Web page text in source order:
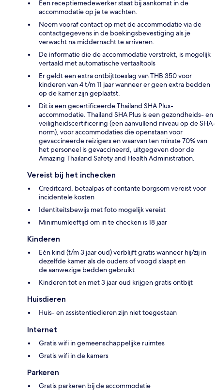
Een receptiemedewerker staat bij aankomst in de
accommodatie op je te wachten.
Neem vooraf contact op met de accommodatie via de
contactgegevens in de boekingsbevestiging als je
verwacht na middernacht te arriveren.
De informatie die de accommodatie verstrekt, is mogelijk
vertaald met automatische vertaaltools
Er geldt een extra ontbijttoeslag van THB 350 voor
kinderen van 4 t/m 11 jaar wanneer er geen extra bedden
op de kamer zijn geplaatst.
Dit is een gecertificeerde Thailand SHA Plus-
accommodatie. Thailand SHA Plus is een gezondheids- en
veiligheidscertificering (een aanvullend niveau op de SHA-
norm), voor accommodaties die openstaan voor
gevaccineerde reizigers en waarvan ten minste 70% van
het personeel is gevaccineerd, uitgegeven door de
Amazing Thailand Safety and Health Administration.
Vereist bij het inchecken
Creditcard, betaalpas of contante borgsom vereist voor
incidentele kosten
Identiteitsbewijs met foto mogelijk vereist
Minimumleeftijd om in te checken is 18 jaar
Kinderen
Eén kind (t/m 3 jaar oud) verblijft gratis wanneer hij/zij in
dezelfde kamer als de ouders of voogd slaapt en
de aanwezige bedden gebruikt
Kinderen tot en met 3 jaar oud krijgen gratis ontbijt
Huisdieren
Huis- en assistentiedieren zijn niet toegestaan
Internet
Gratis wifi in gemeenschappelijke ruimtes
Gratis wifi in de kamers
Parkeren
Gratis parkeren bij de accommodatie